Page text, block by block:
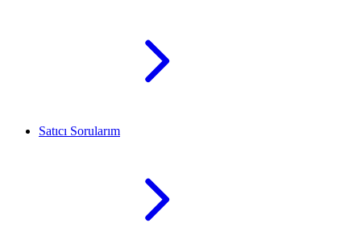
Satıcı Sorularım